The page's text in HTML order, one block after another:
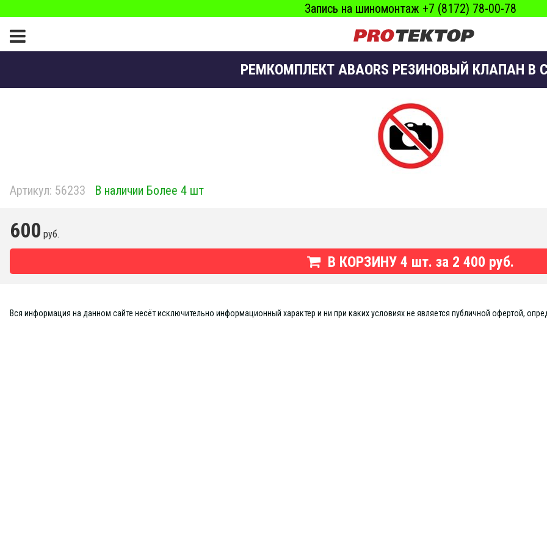
Запись на шиномонтаж +7 (8172) 78-00-78
РЕМКОМПЛЕКТ ABAORS РЕЗИНОВЫЙ КЛАПАН В
Артикул: 56233 В наличии Более 4 шт
600 руб.
В КОРЗИНУ 4 шт. за 2 400 руб.
Вся информация на данном сайте несёт исключительно информационный характер и ни при каких условиях не является публичной офертой,